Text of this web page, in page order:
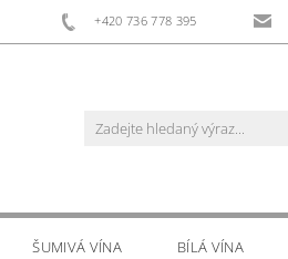
+420 736 778 395
ŠUMIVÁ VÍNA BÍLÁ VÍNA